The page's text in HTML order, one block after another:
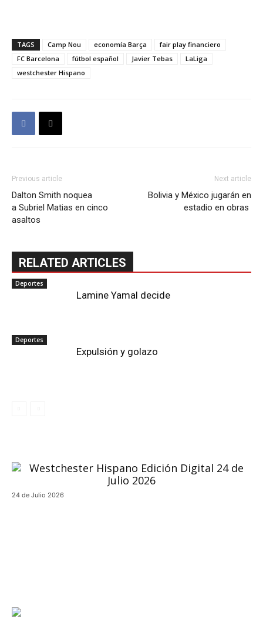
TAGS Camp Nou economía Barça
fair play financiero
FC Barcelona
fútbol español Javier Tebas
LaLiga
westchester Hispano
Previous article
Dalton Smith noquea
a Subriel Matias en cinco
asaltos
Next article
Bolivia y México jugarán en
estadio en obras
RELATED ARTICLES
Deportes
Lamine Yamal decide
Deportes
Expulsión y golazo
24 de Julio 2026